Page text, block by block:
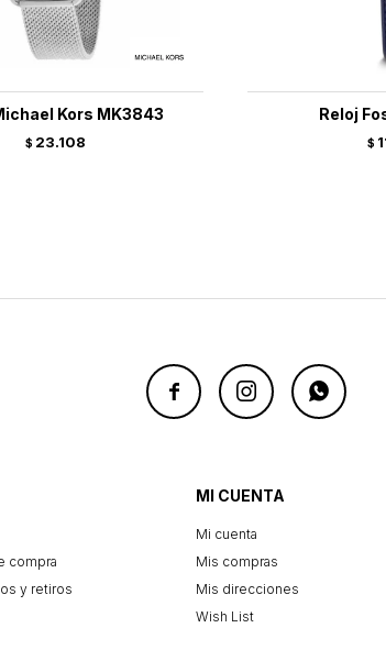
Kors MK3843
$ 23.108
Reloj
$
  
compra
y retiros
MI CUENTA
Mi cuenta
Mis compras
Mis direcciones
Wish List